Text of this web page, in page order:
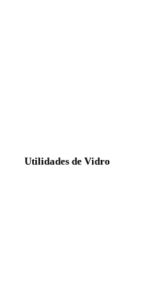
Utilidades de Vidro